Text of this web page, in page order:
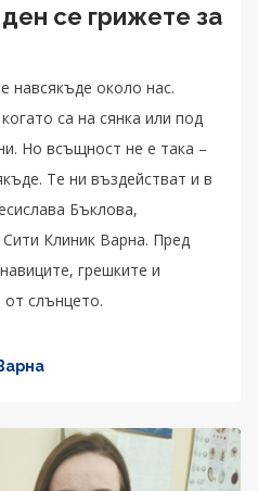
се грижете за
навсякъде около нас.
са на сянка или под
Но всъщност не е така –
Те ни въздействат и в
Бъклова,
Клиник Варна. Пред
грешките и
слънцето.